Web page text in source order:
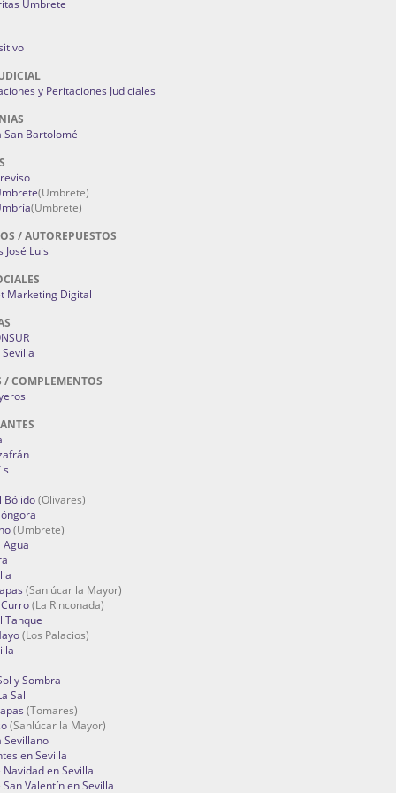
Umbrete
y Peritaciones Judiciales
San Bartolomé
(Umbrete)
(Umbrete)
/ AUTOREPUESTOS
José Luis
Marketing Digital
/ COMPLEMENTOS
Bólido(Olivares)
(Umbrete)
(Sanlúcar la Mayor)
(La Rinconada)
Tanque
(Los Palacios)
y Sombra
Sal
(Tomares)
(Sanlúcar la Mayor)
Sevillano
en Sevilla
Navidad en Sevilla
Valentín en Sevilla